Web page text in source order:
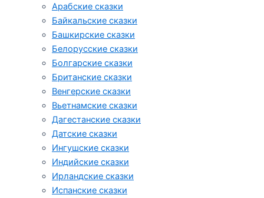
Арабские сказки
Байкальские сказки
Башкирские сказки
Белорусские сказки
Болгарские сказки
Британские сказки
Венгерские сказки
Вьетнамские сказки
Дагестанские сказки
Датские сказки
Ингушские сказки
Индийские сказки
Ирландские сказки
Испанские сказки